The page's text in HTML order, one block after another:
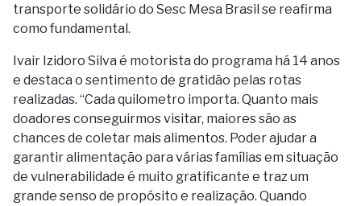
transporte solidário do Sesc Mesa Brasil se reafirma
como fundamental.
Ivair Izidoro Silva é motorista do programa há 14 anos
e destaca o sentimento de gratidão pelas rotas
realizadas. “Cada quilometro importa. Quanto mais
doadores conseguirmos visitar, maiores são as
chances de coletar mais alimentos. Poder ajudar a
garantir alimentação para várias famílias em situação
de vulnerabilidade é muito gratificante e traz um
grande senso de propósito e realização. Quando